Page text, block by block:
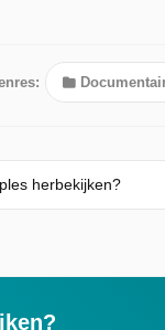
herbekijken?